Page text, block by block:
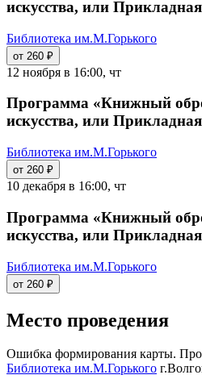
искусства, или
Библиотека им.М.Горького
от 260 ₽
12 ноября в 16:00, чт
Программа «Книжный
искусства, или
Библиотека им.М.Горького
от 260 ₽
10 декабря в 16:00, чт
Программа «Книжный
искусства, или
Библиотека им.М.Горького
от 260 ₽
Место проведения
Ошибка формирования карты.
Библиотека им.М.Горького